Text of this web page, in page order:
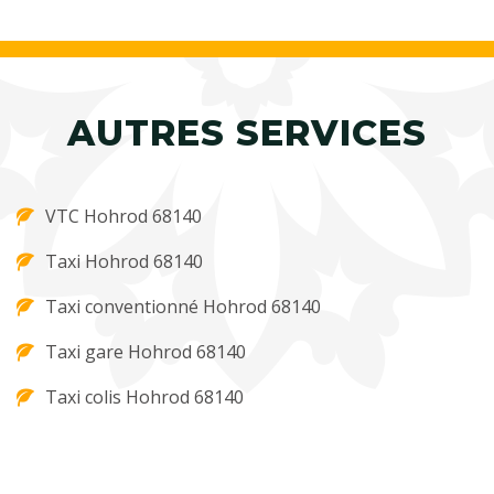
AUTRES SERVICES
VTC Hohrod 68140
Taxi Hohrod 68140
Taxi conventionné Hohrod 68140
Taxi gare Hohrod 68140
Taxi colis Hohrod 68140